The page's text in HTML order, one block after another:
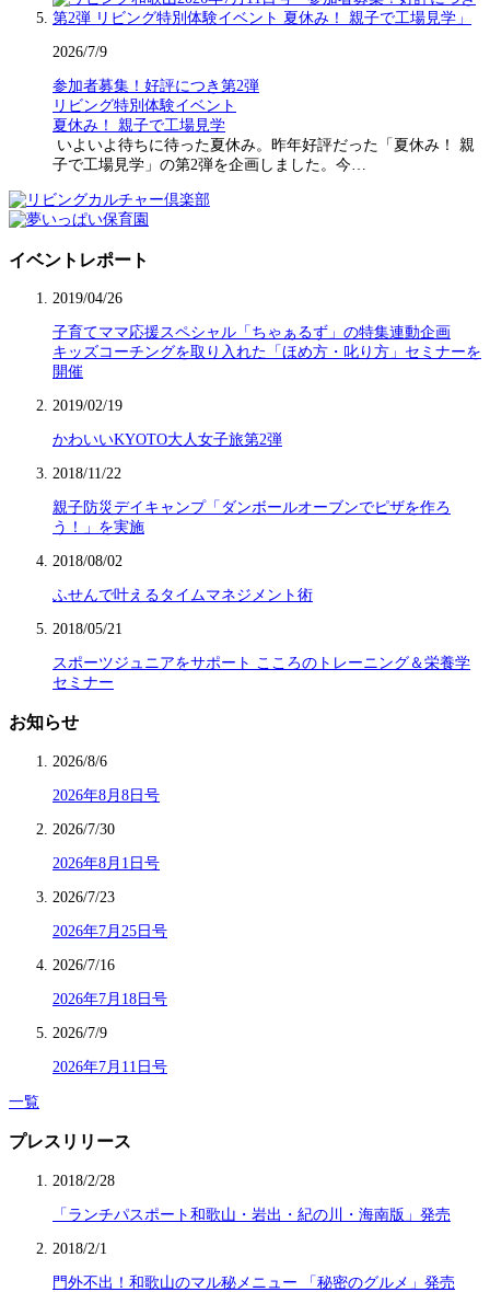
2026/7/9
参加者募集！好評につき第2弾
リビング特別体験イベント
夏休み！ 親子で工場見学
いよいよ待ちに待った夏休み。昨年好評だった「夏休み！ 親
子で工場見学」の第2弾を企画しました。今…
イベントレポート
2019/04/26
子育てママ応援スペシャル「ちゃぁるず」の特集連動企画
キッズコーチングを取り入れた「ほめ方・叱り方」セミナーを
開催
2019/02/19
かわいいKYOTO大人女子旅第2弾
2018/11/22
親子防災デイキャンプ「ダンボールオーブンでピザを作ろ
う！」を実施
2018/08/02
ふせんで叶えるタイムマネジメント術
2018/05/21
スポーツジュニアをサポート こころのトレーニング＆栄養学
セミナー
お知らせ
2026/8/6
2026年8月8日号
2026/7/30
2026年8月1日号
2026/7/23
2026年7月25日号
2026/7/16
2026年7月18日号
2026/7/9
2026年7月11日号
一覧
プレスリリース
2018/2/28
「ランチパスポート和歌山・岩出・紀の川・海南版」発売
2018/2/1
門外不出！和歌山のマル秘メニュー 「秘密のグルメ」発売